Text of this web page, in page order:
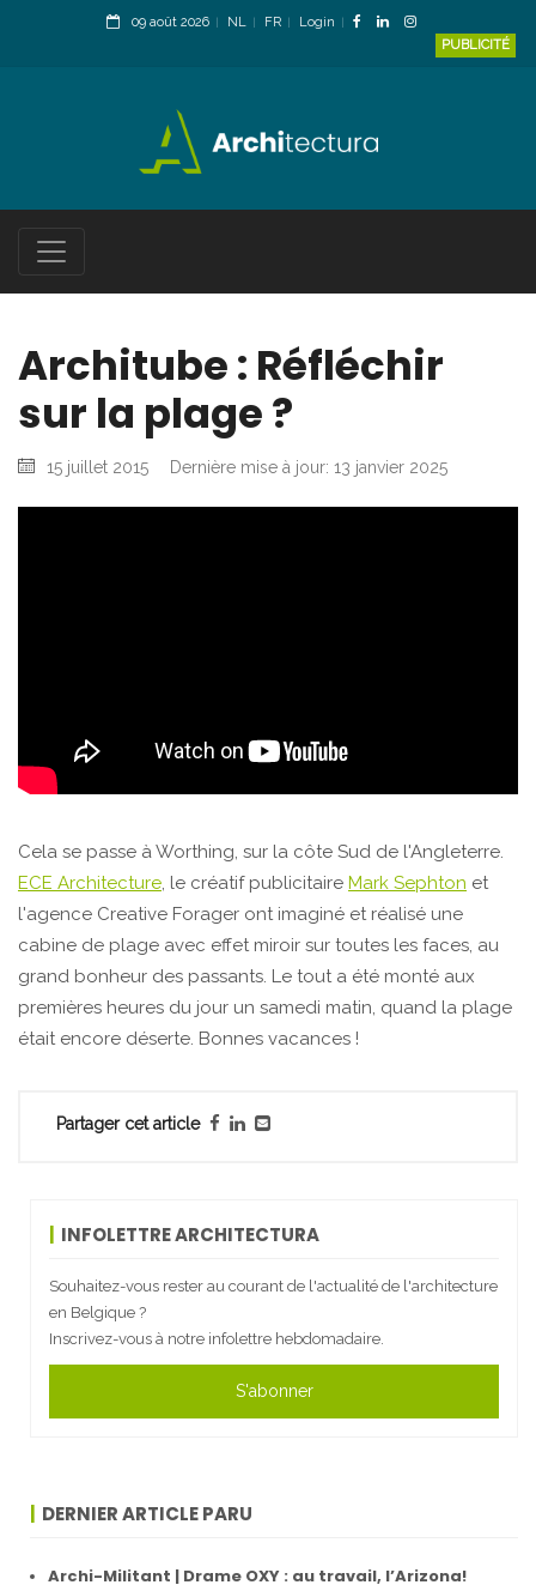
09 août 2026 NL FR
Login
PUBLICITÉ
Architube : Réfléchir
sur la plage ?
15 juillet 2015 Dernière mise à jour: 13 janvier 2025
Cela se passe à Worthing, sur la côte Sud de l'Angleterre.
ECE Architecture, le créatif publicitaire Mark Sephton et
l'agence Creative Forager ont imaginé et réalisé une
cabine de plage avec effet miroir sur toutes les faces, au
grand bonheur des passants. Le tout a été monté aux
premières heures du jour un samedi matin, quand la plage
était encore déserte. Bonnes vacances !
Partager cet article
INFOLETTRE ARCHITECTURA
Souhaitez-vous rester au courant de l'actualité de l'architecture
en Belgique ?
Inscrivez-vous à notre infolettre hebdomadaire.
S'abonner
DERNIER ARTICLE PARU
Archi-Militant | Drame OXY : au travail, l’Arizona!